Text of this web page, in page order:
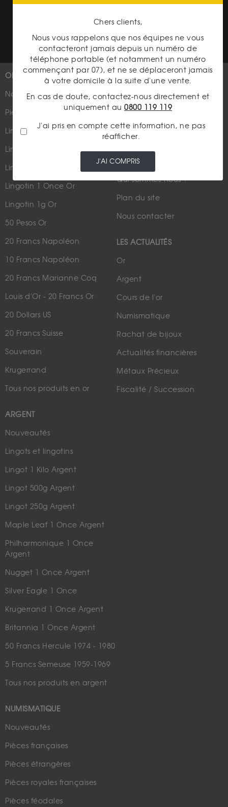
Conditions générales d'achat
Conditions générales d'utilisation
OR
Nouveautés
Pièces d'or d'investissement
Lingots et lingotins
Lingot 1Kg Or
Lingot 100g Or
Lingotin 1 Once Or
Lingotin 1g Or
50 Pesos Or
20 Francs Napoléon
10 Francs Napoléon
20 Francs Marianne Coq
Louis d'Or - 20 Francs Or
20 Dollars US
20 Francs Suisse
Souverain
Krugerrand
Tous nos produits en or
ARGENT
Nouveautés
Lingots et lingotins
Lingot 1 Kilo Argent
Lingot 500g Argent
Lingot 250g Argent
Maple Leaf 1 Once Argent
Philharmonique 1 Once
Argent
Nugget 1 Once Argent
Silver Eagle 1 Once
Krugerrand 1 Once Argent
Britannia 1 Once Argent
50 Francs Hercule 1974 - 1980
5 Francs Semeuse 1959-1969
Tous nos produits en argent
NUMISMATIQUE
Nouveautés
Pièces françaises
Pièces étrangères
Pièces royales françaises
Pièces féodales
PLUS D'INFOS
Suivez-nous
Parutions dans les médias
Qui sommes-nous ?
Plan du site
Nous contacter
LES ACTUALITÉS
Or
Argent
Cours de l'or
Numismatique
Rachat de bijoux
Actualités financières
Métaux Précieux
Fiscalité / Succession
Chers clients,
Nous vous rappelons que nos équipes ne vous
contacteront jamais depuis un numéro de
téléphone portable (et notamment un numéro
commençant par 07), et ne se déplaceront jamais
à votre domicile à la suite d'une vente.
En cas de doute, contactez-nous directement et
uniquement au 0800 119 119
J'ai pris en compte cette information, ne pas
réafficher.
J'AI COMPRIS